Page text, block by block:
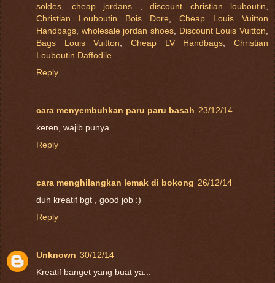
soldes
cheap jordans discount christian louboutin
Christian Louboutin Bois Dore
Cheap Louis Vuitton
Handbags wholesale jordan shoes Discount Louis Vuitton
Bags Louis Vuitton ,Cheap LV Handbags ,Christian
Louboutin Daffodile
Reply
cara menyembuhkan paru paru basah 23/12/14
keren, wajib punya...
Reply
cara menghilangkan lemak di bokong 26/12/14
duh kreatif bgt , good job :)
Reply
Unknown 30/12/14
Kreatif banget yang buat ya...